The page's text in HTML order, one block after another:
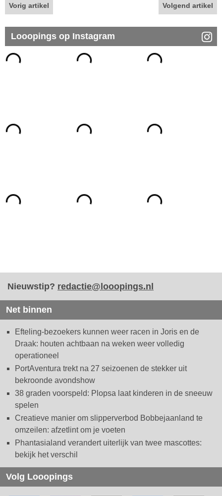
Vorig artikel Volgend artikel
Looopings op Instagram
Nieuwstip? redactie@looopings.nl
Net binnen
Efteling-bezoekers kunnen weer racen in Joris en de
Draak: houten achtbaan na weken weer volledig
operationeel
PortAventura trekt na 27 seizoenen de stekker uit
bekroonde avondshow
38 graden voorspeld: Plopsa laat kinderen in de sneeuw
spelen
Creatieve manier om slipperverbod Bobbejaanland te
omzeilen: afzetlint om je voeten
Phantasialand verandert uiterlijk van twee mascottes:
bekijk het verschil
Volg Looopings